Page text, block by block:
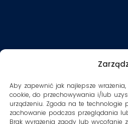
Aby zapewnić jak najlepsze
cookie, do przechowywania i/lub
urządzeniu. Zgoda na te technologie
zachowanie podczas przeglądania
Brak wyrażenia zgody lub wycofanie